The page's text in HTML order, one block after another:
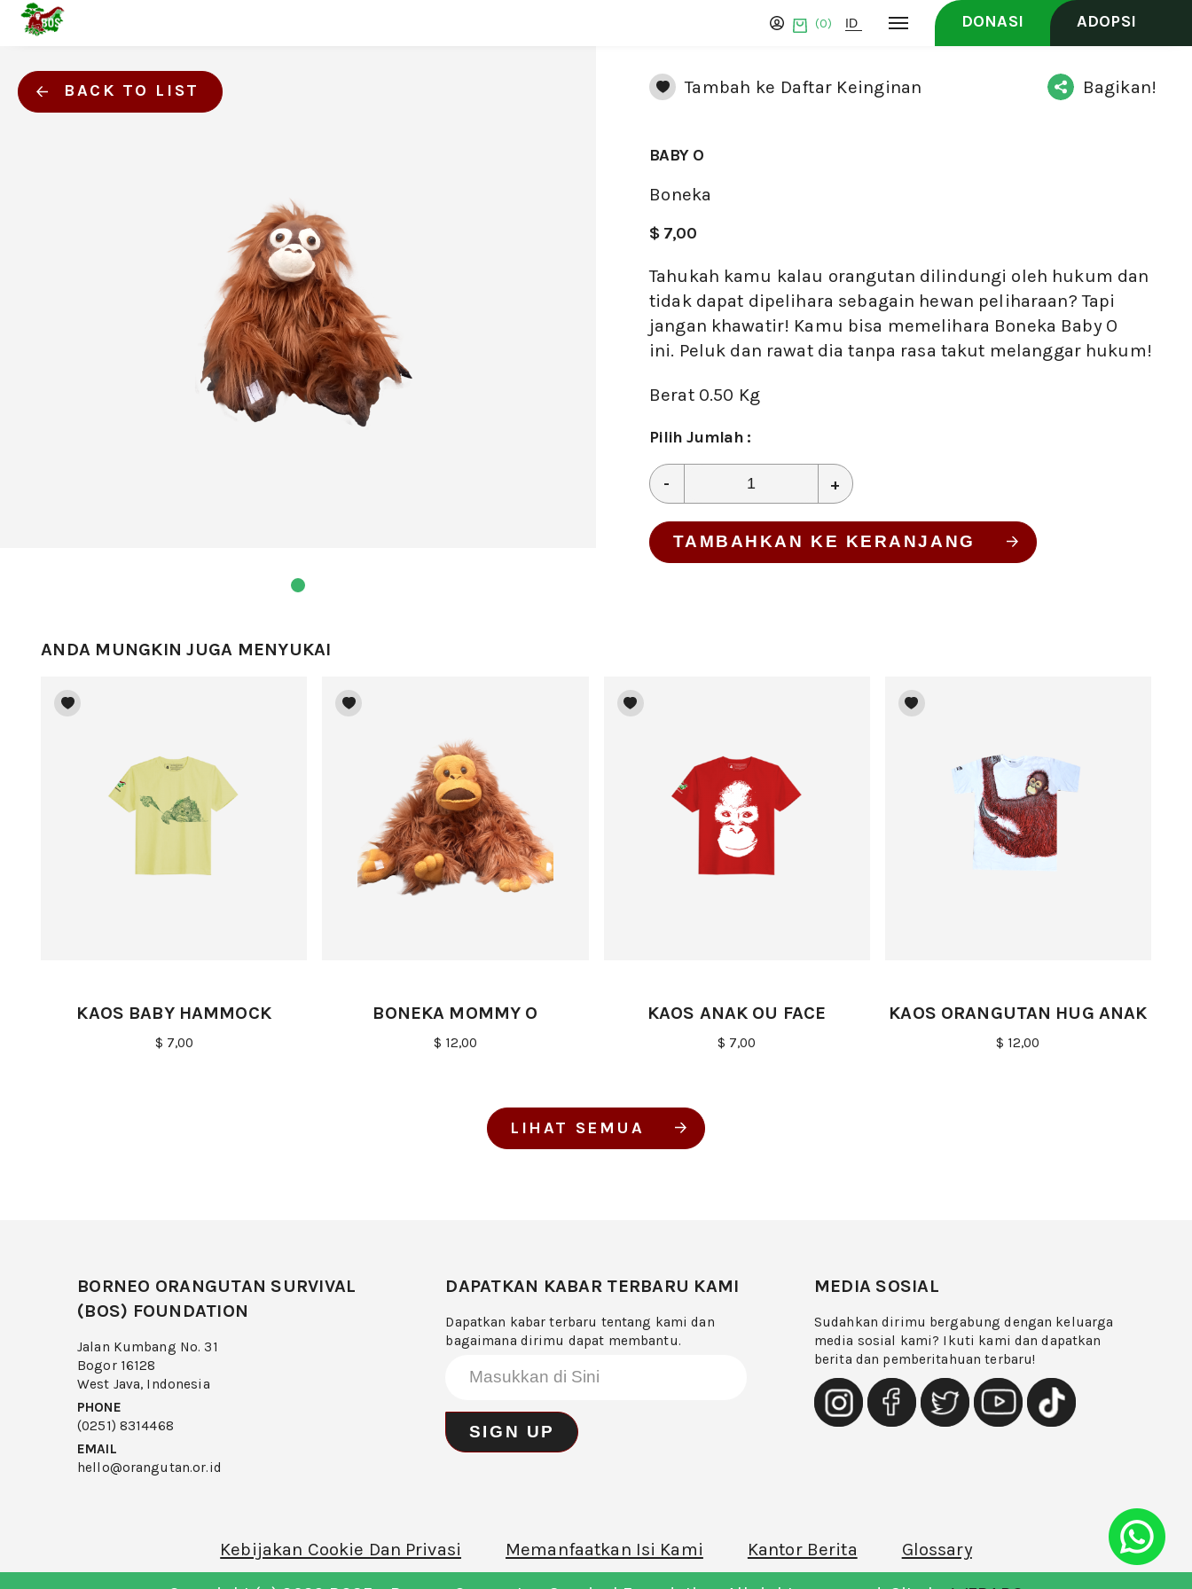
(0) DONASI ADOPSI
Tambah ke Daftar Keinginan Bagikan!
BABY O
Boneka
$ 7,00
Tahukah kamu kalau orangutan dilindungi oleh hukum dan
tidak dapat dipelihara sebagain hewan peliharaan? Tapi
jangan khawatir! Kamu bisa memelihara Boneka Baby O
ini. Peluk dan rawat dia tanpa rasa takut melanggar hukum!
Berat 0.50 Kg
Pilih Jumlah :
- +
TAMBAHKAN KE KERANJANG
BACK TO LIST
ANDA MUNGKIN JUGA MENYUKAI
KAOS BABY HAMMOCK
$ 7,00
BONEKA MOMMY O
$ 12,00
KAOS ANAK OU FACE
$ 7,00
KAOS ORANGUTAN HUG ANAK
$ 12,00
LIHAT SEMUA
BORNEO ORANGUTAN SURVIVAL
(BOS) FOUNDATION
Jalan Kumbang No. 31
Bogor 16128
West Java, Indonesia
PHONE
(0251) 8314468
EMAIL
hello@orangutan.or.id
DAPATKAN KABAR TERBARU KAMI
Dapatkan kabar terbaru tentang kami dan
bagaimana dirimu dapat membantu.
MEDIA SOSIAL
Sudahkan dirimu bergabung dengan keluarga
media sosial kami? Ikuti kami dan dapatkan
berita dan pemberitahuan terbaru!
Kebijakan Cookie Dan Privasi Memanfaatkan Isi Kami Kantor Berita Glossary